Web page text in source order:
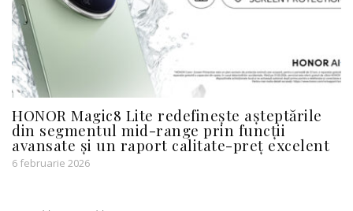
HONOR Magic8 Lite redefinește așteptările
din segmentul mid-range prin funcții
avansate și un raport calitate-preț excelent
6 februarie 2026